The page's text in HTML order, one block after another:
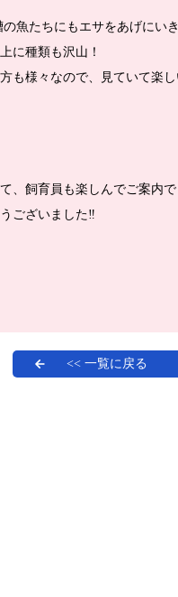
魚たちにもエサをあげにい
に種類も沢山！
も様々なので、見ていて楽
、飼育員も楽しんでご案内
ございました‼
<< 一覧に戻る